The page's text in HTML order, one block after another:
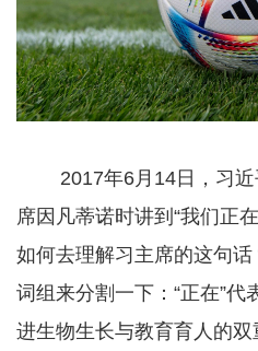
2017年6月14日，习近
席因凡蒂诺时讲到“我们正
如何去理解习主席的这句话
词组来分割一下：“正在”代
进生物生长与教育育人的双